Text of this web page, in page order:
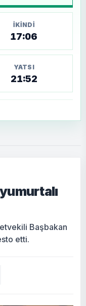
İKINDI
17:06
YATSI
21:52
Başbakan
etti.